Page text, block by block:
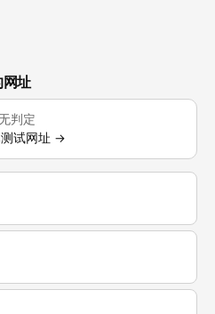
址
判定
试网址 →